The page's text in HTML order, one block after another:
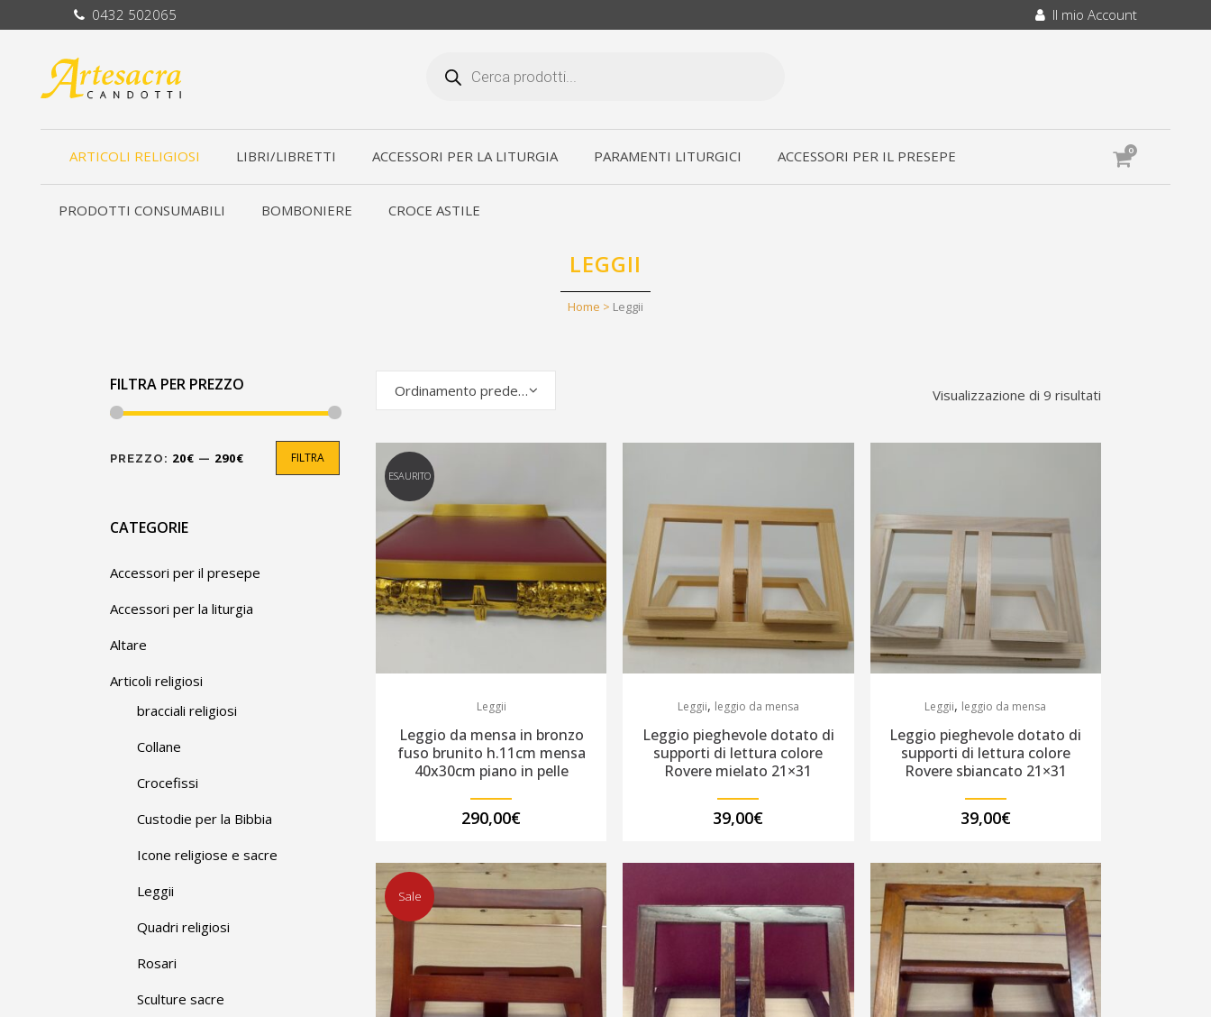
0432 502065 Il mio Account
search
ARTICOLI RELIGIOSI LIBRI/LIBRETTI ACCESSORI PER LA LITURGIA PARAMENTI LITURGICI ACCESSORI PER IL PRESEPE
PRODOTTI CONSUMABILI BOMBONIERE CROCE ASTILE
0
LEGGII
Home > Leggii
FILTRA PER PREZZO
Prezzo
Prezzo
FILTRA
PREZZO: 20€ — 290€
CATEGORIE
Accessori per il presepe
Accessori per la liturgia
Altare
Articoli religiosi
bracciali religiosi
Collane
Crocefissi
Custodie per la Bibbia
Icone religiose e sacre
Leggii
Quadri religiosi
Rosari
Sculture sacre
Visualizzazione di 9 risultati
Ordinamento predefinito
ESAURITO
Leggii
Leggio da mensa in bronzo
fuso brunito h.11cm mensa
40x30cm piano in pelle
290,00€
Leggii, leggio da mensa
Leggio pieghevole dotato di
supporti di lettura colore
Rovere mielato 21×31
39,00€
Leggii, leggio da mensa
Leggio pieghevole dotato di
supporti di lettura colore
Rovere sbiancato 21×31
39,00€
Sale